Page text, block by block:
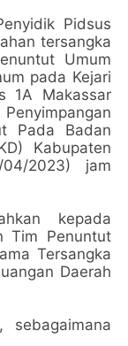
Pidsus
tersangka
Umum
pada Kejari
1A Makassar
Pada Badan
Kabupaten
2023) jam
kepada
Tim Penuntut
Tersangka
Daerah
sebagaimana